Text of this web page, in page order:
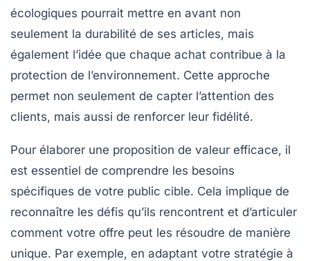
écologiques pourrait mettre en avant non
seulement la durabilité de ses articles, mais
également l’idée que chaque achat contribue à la
protection de l’environnement. Cette approche
permet non seulement de capter l’attention des
clients, mais aussi de renforcer leur fidélité.
Pour élaborer une proposition de valeur efficace, il
est essentiel de comprendre les besoins
spécifiques de votre public cible. Cela implique de
reconnaître les défis qu’ils rencontrent et d’articuler
comment votre offre peut les résoudre de manière
unique. Par exemple, en adaptant votre stratégie à